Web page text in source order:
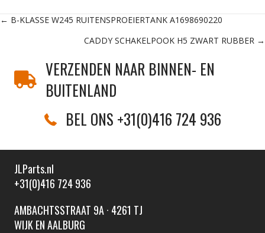
Posts
← B-KLASSE W245 RUITENSPROEIERTANK A1698690220
CADDY SCHAKELPOOK H5 ZWART RUBBER →
VERZENDEN NAAR BINNEN- EN
BUITENLAND
BEL ONS +31(0)416 724 936
JLParts.nl
+31(0)416 724 936
AMBACHTSSTRAAT 9A · 4261 TJ
WIJK EN AALBURG